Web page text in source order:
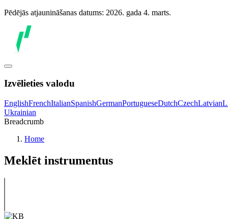
Pēdējās atjaunināšanas datums: 2026. gada 4. marts.
Izvēlieties valodu
EnglishFrenchItalianSpanishGermanPortugueseDutchCzechLatvian
Ukrainian
Breadcrumb
Home
Meklēt instrumentus